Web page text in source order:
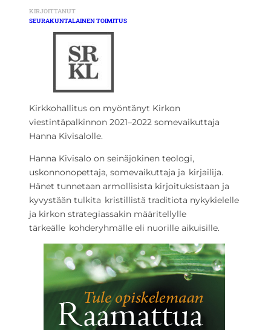
KIRJOITTANUT
SEURAKUNTALAINEN TOIMITUS
Kirkkohallitus on myöntänyt Kirkon
viestintäpalkinnon 2021–2022 somevaikuttaja
Hanna Kivisalolle.
Hanna Kivisalo on seinäjokinen teologi,
uskonnonopettaja, somevaikuttaja ja kirjailija.
Hänet tunnetaan armollisista kirjoituksistaan ja
kyvystään tulkita kristillistä traditiota nykykielelle
ja kirkon strategiassakin määritellylle
tärkeälle kohderyhmälle eli nuorille aikuisille.